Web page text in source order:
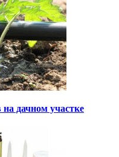
дачном участке